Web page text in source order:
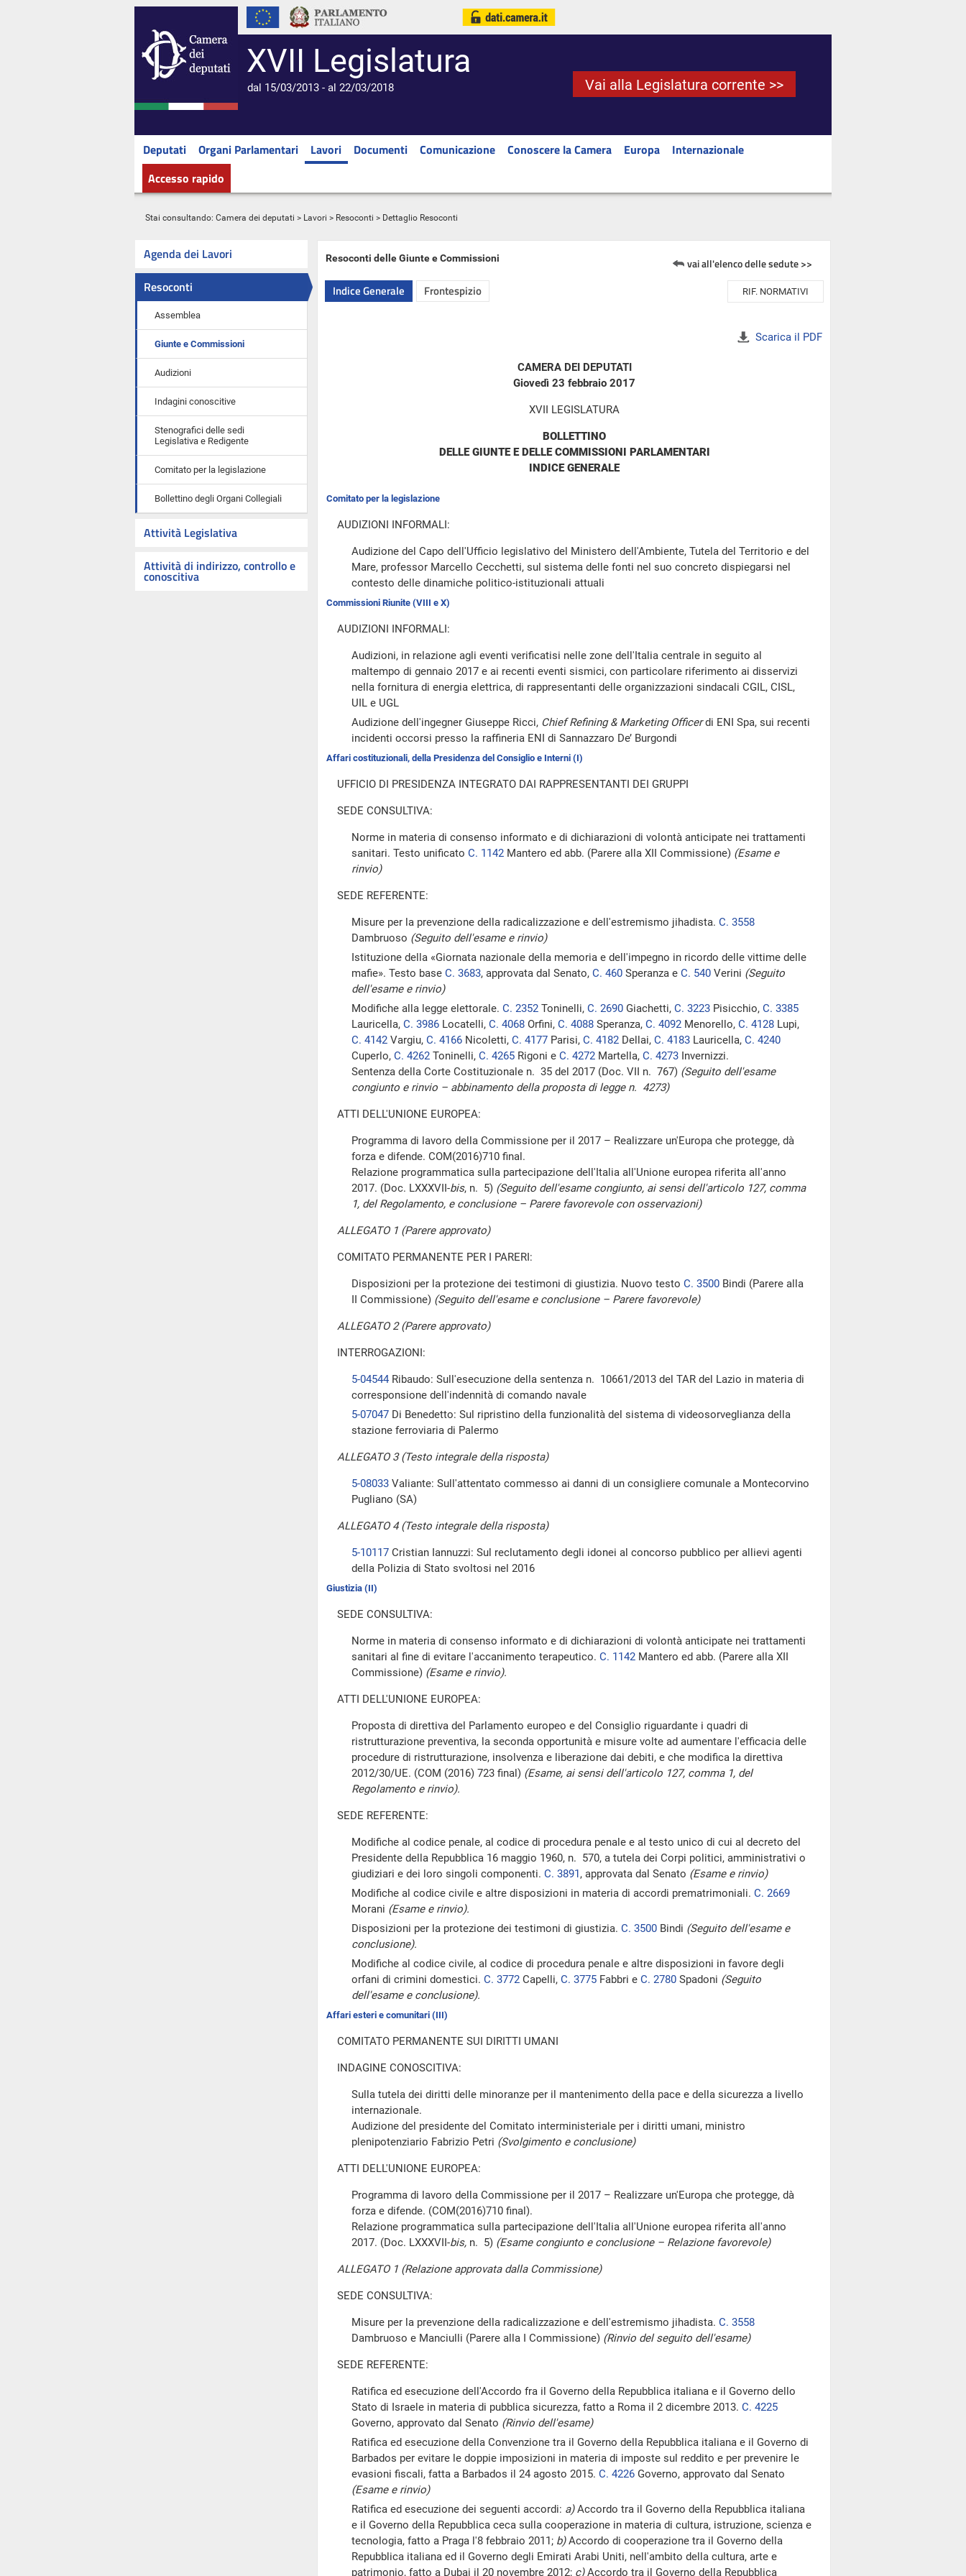
XVII Legislatura
dal 15/03/2013 - al 22/03/2018 Vai alla Legislatura corrente >>
Deputati Organi Parlamentari Lavori Documenti Comunicazione Conoscere la Camera Europa
Internazionale
Accesso rapido
Stai consultando: Camera dei deputati > Lavori > Resoconti > Dettaglio Resoconti
Agenda dei Lavori
Resoconti
Assemblea
Giunte e Commissioni
Audizioni
Indagini conoscitive
Stenografici delle sedi
Legislativa e Redigente
Comitato per la legislazione
Bollettino degli Organi Collegiali
Attività Legislativa
Attività di indirizzo, controllo e
conoscitiva
Resoconti delle Giunte e Commissioni vai all'elenco delle sedute >>
Indice Generale Frontespizio RIF. NORMATIVI
Scarica il PDF
CAMERA DEI DEPUTATI
Giovedì 23 febbraio 2017
XVII LEGISLATURA
BOLLETTINO
DELLE GIUNTE E DELLE COMMISSIONI PARLAMENTARI
INDICE GENERALE
Comitato per la legislazione
AUDIZIONI INFORMALI:
Audizione del Capo dell'Ufficio legislativo del Ministero dell'Ambiente, Tutela del Territorio e del
Mare, professor Marcello Cecchetti, sul sistema delle fonti nel suo concreto dispiegarsi nel
contesto delle dinamiche politico-istituzionali attuali
Commissioni Riunite (VIII e X)
AUDIZIONI INFORMALI:
Audizioni, in relazione agli eventi verificatisi nelle zone dell'Italia centrale in seguito al
maltempo di gennaio 2017 e ai recenti eventi sismici, con particolare riferimento ai disservizi
nella fornitura di energia elettrica, di rappresentanti delle organizzazioni sindacali CGIL, CISL,
UIL e UGL
Audizione dell'ingegner Giuseppe Ricci, Chief Refining & Marketing Officerdi ENI Spa, sui recenti
incidenti occorsi presso la raffineria ENI di Sannazzaro De’ Burgondi
Affari costituzionali, della Presidenza del Consiglio e Interni (I)
UFFICIO DI PRESIDENZA INTEGRATO DAI RAPPRESENTANTI DEI GRUPPI
SEDE CONSULTIVA:
Norme in materia di consenso informato e di dichiarazioni di volontà anticipate nei trattamenti
sanitari. Testo unificato C. 1142 Mantero ed abb. (Parere alla XII Commissione) (Esame e
rinvio)
SEDE REFERENTE:
Misure per la prevenzione della radicalizzazione e dell'estremismo jihadista. C. 3558
Dambruoso (Seguito dell'esame e rinvio)
Istituzione della «Giornata nazionale della memoria e dell'impegno in ricordo delle vittime delle
mafie». Testo base C. 3683, approvata dal Senato, C. 460 Speranza e C. 540 Verini (Seguito
dell'esame e rinvio)
Modifiche alla legge elettorale. C. 2352 Toninelli, C. 2690 Giachetti, C. 3223 Pisicchio, C. 3385
Lauricella, C. 3986 Locatelli, C. 4068 Orfini, C. 4088 Speranza, C. 4092 Menorello, C. 4128 Lupi,
C. 4142 Vargiu, C. 4166 Nicoletti, C. 4177 Parisi, C. 4182 Dellai, C. 4183 Lauricella, C. 4240
Cuperlo, C. 4262 Toninelli, C. 4265 Rigoni e C. 4272 Martella, C. 4273 Invernizzi.
Sentenza della Corte Costituzionale n. 35 del 2017 (Doc. VII n. 767) (Seguito dell'esame
congiunto e rinvio – abbinamento della proposta di legge n. 4273)
ATTI DELL'UNIONE EUROPEA:
Programma di lavoro della Commissione per il 2017 – Realizzare un'Europa che protegge, dà
forza e difende. COM(2016)710 final.
Relazione programmatica sulla partecipazione dell'Italia all'Unione europea riferita all'anno
2017. (Doc. LXXXVII-bis, n. 5) (Seguito dell'esame congiunto, ai sensi dell'articolo 127, comma
1, del Regolamento, e conclusione – Parere favorevole con osservazioni)
ALLEGATO 1 (Parere approvato)
COMITATO PERMANENTE PER I PARERI:
Disposizioni per la protezione dei testimoni di giustizia. Nuovo testo C. 3500 Bindi (Parere alla
II Commissione) (Seguito dell'esame e conclusione – Parere favorevole)
ALLEGATO 2 (Parere approvato)
INTERROGAZIONI:
5-04544 Ribaudo: Sull'esecuzione della sentenza n. 10661/2013 del TAR del Lazio in materia di
corresponsione dell'indennità di comando navale
5-07047 Di Benedetto: Sul ripristino della funzionalità del sistema di videosorveglianza della
stazione ferroviaria di Palermo
ALLEGATO 3 (Testo integrale della risposta)
5-08033 Valiante: Sull'attentato commesso ai danni di un consigliere comunale a Montecorvino
Pugliano (SA)
ALLEGATO 4 (Testo integrale della risposta)
5-10117 Cristian Iannuzzi: Sul reclutamento degli idonei al concorso pubblico per allievi agenti
della Polizia di Stato svoltosi nel 2016
Giustizia (II)
SEDE CONSULTIVA:
Norme in materia di consenso informato e di dichiarazioni di volontà anticipate nei trattamenti
sanitari al fine di evitare l'accanimento terapeutico. C. 1142 Mantero ed abb. (Parere alla XII
Commissione) (Esame e rinvio).
ATTI DELL'UNIONE EUROPEA:
Proposta di direttiva del Parlamento europeo e del Consiglio riguardante i quadri di
ristrutturazione preventiva, la seconda opportunità e misure volte ad aumentare l'efficacia delle
procedure di ristrutturazione, insolvenza e liberazione dai debiti, e che modifica la direttiva
2012/30/UE. (COM (2016) 723 final) (Esame, ai sensi dell'articolo 127, comma 1, del
Regolamento e rinvio).
SEDE REFERENTE:
Modifiche al codice penale, al codice di procedura penale e al testo unico di cui al decreto del
Presidente della Repubblica 16 maggio 1960, n. 570, a tutela dei Corpi politici, amministrativi o
giudiziari e dei loro singoli componenti. C. 3891, approvata dal Senato (Esame e rinvio)
Modifiche al codice civile e altre disposizioni in materia di accordi prematrimoniali. C. 2669
Morani (Esame e rinvio).
Disposizioni per la protezione dei testimoni di giustizia. C. 3500 Bindi (Seguito dell'esame e
conclusione).
Modifiche al codice civile, al codice di procedura penale e altre disposizioni in favore degli
orfani di crimini domestici. C. 3772 Capelli, C. 3775 Fabbri e C. 2780 Spadoni (Seguito
dell'esame e conclusione).
Affari esteri e comunitari (III)
COMITATO PERMANENTE SUI DIRITTI UMANI
INDAGINE CONOSCITIVA:
Sulla tutela dei diritti delle minoranze per il mantenimento della pace e della sicurezza a livello
internazionale.
Audizione del presidente del Comitato interministeriale per i diritti umani, ministro
plenipotenziario Fabrizio Petri (Svolgimento e conclusione)
ATTI DELL'UNIONE EUROPEA:
Programma di lavoro della Commissione per il 2017 – Realizzare un'Europa che protegge, dà
forza e difende. (COM(2016)710 final).
Relazione programmatica sulla partecipazione dell'Italia all'Unione europea riferita all'anno
2017. (Doc. LXXXVII-bis, n. 5) (Esame congiunto e conclusione – Relazione favorevole)
ALLEGATO 1 (Relazione approvata dalla Commissione)
SEDE CONSULTIVA:
Misure per la prevenzione della radicalizzazione e dell'estremismo jihadista. C. 3558
Dambruoso e Manciulli (Parere alla I Commissione) (Rinvio del seguito dell'esame)
SEDE REFERENTE:
Ratifica ed esecuzione dell'Accordo fra il Governo della Repubblica italiana e il Governo dello
Stato di Israele in materia di pubblica sicurezza, fatto a Roma il 2 dicembre 2013. C. 4225
Governo, approvato dal Senato (Rinvio dell'esame)
Ratifica ed esecuzione della Convenzione tra il Governo della Repubblica italiana e il Governo di
Barbados per evitare le doppie imposizioni in materia di imposte sul reddito e per prevenire le
evasioni fiscali, fatta a Barbados il 24 agosto 2015. C. 4226 Governo, approvato dal Senato
(Esame e rinvio)
Ratifica ed esecuzione dei seguenti accordi: a)Accordo tra il Governo della Repubblica italiana
e il Governo della Repubblica ceca sulla cooperazione in materia di cultura, istruzione, scienza e
tecnologia, fatto a Praga l'8 febbraio 2011; b)Accordo di cooperazione tra il Governo della
Repubblica italiana ed il Governo degli Emirati Arabi Uniti, nell'ambito della cultura, arte e
patrimonio, fatto a Dubai il 20 novembre 2012; c)Accordo tra il Governo della Repubblica